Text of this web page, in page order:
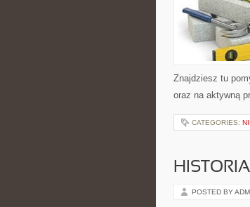
Znajdziesz tu
oraz na aktywną
CATEGORIES:
POSTED BY